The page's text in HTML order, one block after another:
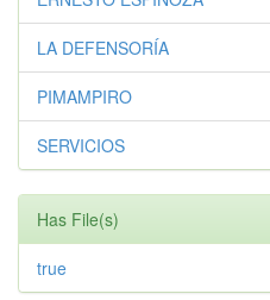
LA DEFENSORÍA
PIMAMPIRO
SERVICIOS
Has File(s)
true